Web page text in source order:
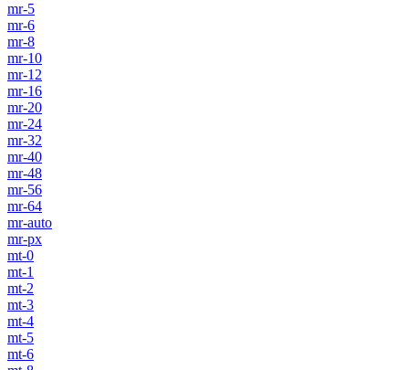
mr-5
mr-6
mr-8
mr-10
mr-12
mr-16
mr-20
mr-24
mr-32
mr-40
mr-48
mr-56
mr-64
mr-auto
mr-px
mt-0
mt-1
mt-2
mt-3
mt-4
mt-5
mt-6